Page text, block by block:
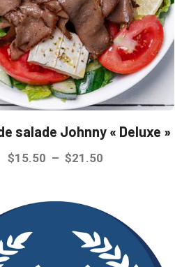
salade Johnny « Deluxe »
$15.50 – $21.50Plage
$15.50
à
$21.50
produit
plusieurs
variations.